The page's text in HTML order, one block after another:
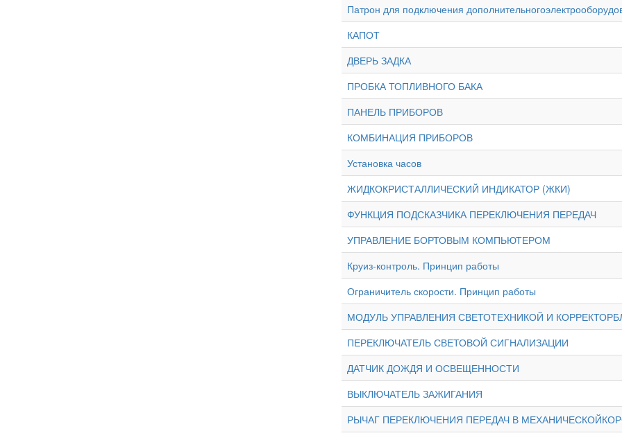
Патрон для подключения
КАПОТ
ДВЕРЬ ЗАДКА
ПРОБКА ТОПЛИВНОГО БАКА
ПАНЕЛЬ ПРИБОРОВ
КОМБИНАЦИЯ ПРИБОРОВ
Установка часов
ЖИДКОКРИСТАЛЛИЧЕСКИЙ ИНДИКАТОР (ЖКИ)
ФУНКЦИЯ ПОДСКАЗЧИКА ПЕРЕКЛЮЧЕНИЯ ПЕРЕДАЧ
УПРАВЛЕНИЕ БОРТОВЫМ КОМПЬЮТЕРОМ
Круиз-контроль. Принцип работы
Ограничитель скорости. Принцип работы
МОДУЛЬ УПРАВЛЕНИЯ СВЕТОТЕХНИКОЙ И
ПЕРЕКЛЮЧАТЕЛЬ СВЕТОВОЙ СИГНАЛИЗАЦИИ
ДАТЧИК ДОЖДЯ И ОСВЕЩЕННОСТИ
ВЫКЛЮЧАТЕЛЬ ЗАЖИГАНИЯ
РЫЧАГ ПЕРЕКЛЮЧЕНИЯ ПЕРЕДАЧ В